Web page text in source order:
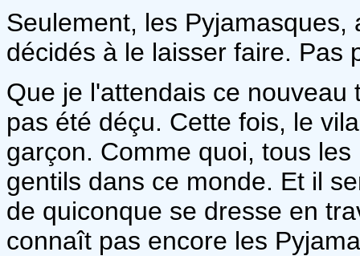
Seulement, les
décidés à le laisser faire. Pas
Que je l'attendais ce
pas été déçu. Cette fois, le
garçon. Comme quoi, tous
gentils dans ce monde. Et il
de quiconque se dresse en
connaît pas encore les